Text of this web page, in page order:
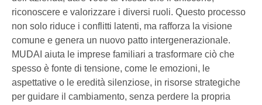
riconoscere e valorizzare i diversi ruoli. Questo processo
non solo riduce i conflitti latenti, ma rafforza la visione
comune e genera un nuovo patto intergenerazionale.
MUDAI aiuta le imprese familiari a trasformare ciò che
spesso è fonte di tensione, come le emozioni, le
aspettative o le eredità silenziose, in risorse strategiche
per guidare il cambiamento, senza perdere la propria